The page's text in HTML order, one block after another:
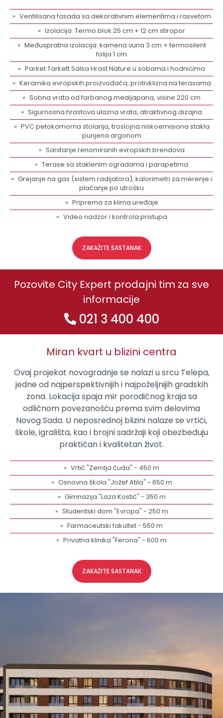
Ventilisana fasada sa dekorativnim elementima i rasvetom
Izolacija: Termo blok 25 cm + 12 cm stiropor
Međuspratna izolacija: kamena vuna 3 cm + termosilent
folija 1 cm
Parket Tarkett Salsa Hrast Nature u sobama i hodnicima
Keramika evropskih proizvođača, protivklizna na terasama
Sobna vrata od farbanog medijapana, visine 220 cm
Sigurnosna hrastova ulazna vrata, atraktivnog dizajna
PVC petokomorna stolarija, troslojna niskoemisiona stakla
punjena argonom
Sanitarije renomiranih evropskih brendova
Terase sa staklenim ogradama i parapetima
Grejanje na gas (sistem radijatora), kalorimetri za merenje i
plaćanje po utrošku
Priprema za klima uređaje
Video nadzor i kontrola pristupa
ZAKAŽITE SASTANAK
Pozovite City Expert prodajni tim za sve
informacije
021 3 400 400
Miran kvart u blizini centra
Ovaj projekat novogradnje se nalazi u srcu Telepa,
jedne od najperspektivnijih i najpoželjnijih gradskih
zona. Lokacija spaja mir porodičnog kraja sa
odličnom povezanošću prema svim delovima
Novog Sada. U neposrednoj blizini nalaze se vrtići,
škole, igrališta, kao i brojni sadržaji koji obezbeđuju
praktičan i kvalitetan život.
Vrtić "Zemlja čuda" - 450 m
Osnovna škola "Jožef Atila" - 650 m
Gimnazija "Laza Kostić" - 350 m
Studentski dom "Evropa" - 250 m
Farmaceutski fakultet - 550 m
Privatna klinika "Ferona" - 600 m
ZAKAŽITE SASTANAK